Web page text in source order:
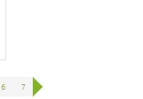
6 7